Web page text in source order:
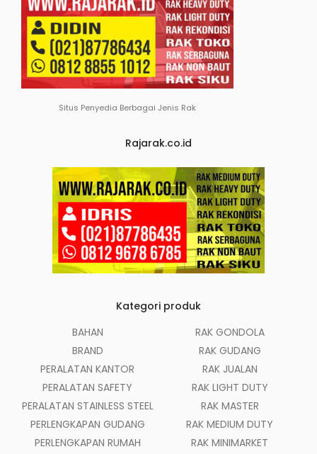
Situs Penyedia Berbagai Jenis Rak
Rajarak.co.id
Kategori produk
BAHAN
BRAND
PERALATAN KANTOR
PERALATAN SAFETY
PERALATAN STAINLESS STEEL
PERLENGKAPAN GUDANG
PERLENGKAPAN RUMAH
RAK GONDOLA
RAK GUDANG
RAK JUALAN
RAK LIGHT DUTY
RAK MASTER
RAK MEDIUM DUTY
RAK MINIMARKET